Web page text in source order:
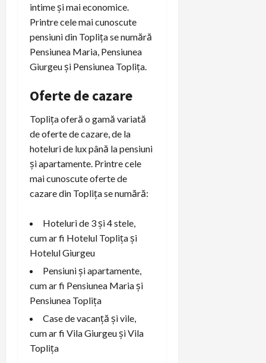
intime și mai economice.
Printre cele mai cunoscute
pensiuni din Toplița se numără
Pensiunea Maria, Pensiunea
Giurgeu și Pensiunea Toplița.
Oferte de cazare
Toplița oferă o gamă variată
de oferte de cazare, de la
hoteluri de lux până la pensiuni
și apartamente. Printre cele
mai cunoscute oferte de
cazare din Toplița se numără:
Hoteluri de 3 și 4 stele,
cum ar fi Hotelul Toplița și
Hotelul Giurgeu
Pensiuni și apartamente,
cum ar fi Pensiunea Maria și
Pensiunea Toplița
Case de vacanță și vile,
cum ar fi Vila Giurgeu și Vila
Toplița